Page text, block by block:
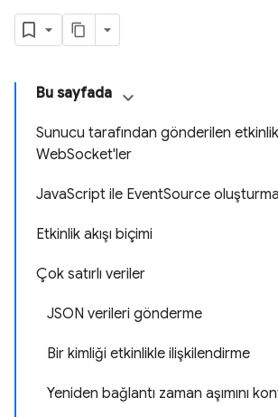
Bu sayfada
Sunucu tarafından gönderilen
WebSocket'ler
JavaScript ile EventSource oluşturma
Etkinlik akışı biçimi
Çok satırlı veriler
JSON verileri gönderme
Bir kimliği etkinlikle ilişkilendirme
Yeniden bağlantı zaman aşımını